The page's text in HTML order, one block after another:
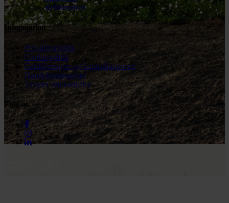
Reklamation
Information
Privatlivspolitik
Cookiepolitik
Certificeringer og kontrolrapporter
Handelsbetingelser
5 myter om kartofler
Følg os